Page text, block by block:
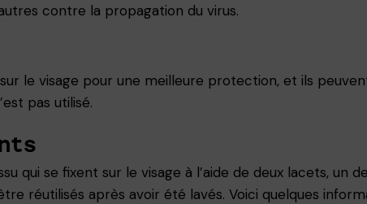
contre la propagation du virus.
le visage pour une meilleure protection, et ils
pas utilisé.
qui se fixent sur le visage à l’aide de deux lacets, un
réutilisés après avoir été lavés. Voici quelques